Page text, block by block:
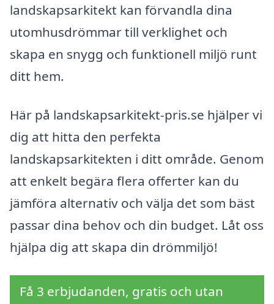
landskapsarkitekt kan förvandla dina
utomhusdrömmar till verklighet och
skapa en snygg och funktionell miljö runt
ditt hem.
Här på landskapsarkitekt-pris.se hjälper vi
dig att hitta den perfekta
landskapsarkitekten i ditt område. Genom
att enkelt begära flera offerter kan du
jämföra alternativ och välja det som bäst
passar dina behov och din budget. Låt oss
hjälpa dig att skapa din drömmiljö!
Få 3 erbjudanden, gratis och utan